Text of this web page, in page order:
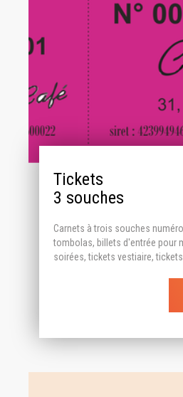
Tickets
3 souches
Carnets à trois souches
tombolas, billets d'entrée pour
soirées, tickets vestiaire, tickets